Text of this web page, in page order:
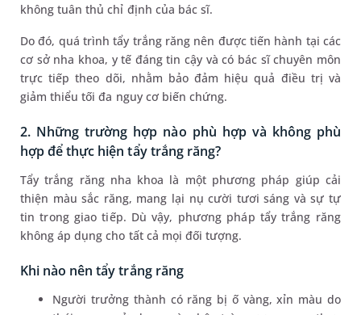
không tuân thủ chỉ định của bác sĩ.
Do đó, quá trình tẩy trắng răng nên được tiến hành tại các
cơ sở nha khoa, y tế đáng tin cậy và có bác sĩ chuyên môn
trực tiếp theo dõi, nhằm bảo đảm hiệu quả điều trị và
giảm thiểu tối đa nguy cơ biến chứng.
2. Những trường hợp nào phù hợp và không phù
hợp để thực hiện tẩy trắng răng?
Tẩy trắng răng nha khoa là một phương pháp giúp cải
thiện màu sắc răng, mang lại nụ cười tươi sáng và sự tự
tin trong giao tiếp. Dù vậy, phương pháp tẩy trắng răng
không áp dụng cho tất cả mọi đối tượng.
Khi nào nên tẩy trắng răng
Người trưởng thành có răng bị ố vàng, xỉn màu do